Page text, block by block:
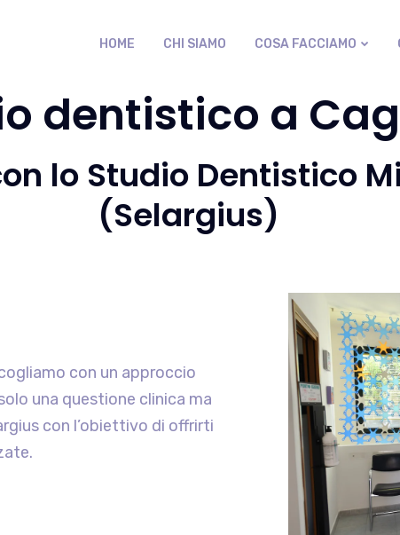
HOME CHI SIAMO COSA FACCIAMO
dentistico a
lo Studio Dentistico
(Selargius)
con un approccio
una questione clinica ma
con l’obiettivo di offrirti